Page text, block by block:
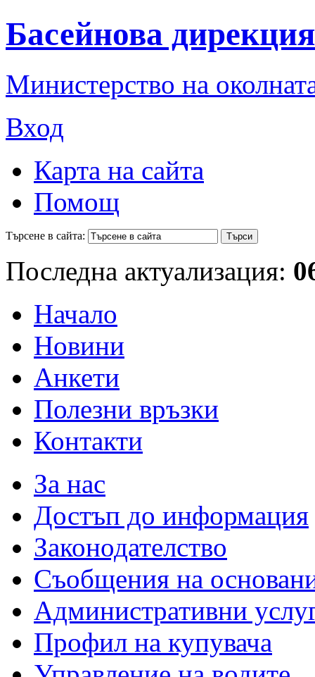
Басейнова
Министерство на
Вход
Карта на сайта
Помощ
Търсене в сайта:
Последна актуализация:
Начало
Новини
Анкети
Полезни връзки
Контакти
За нас
Достъп до информация
Законодателство
Съобщения на
Административни
Профил на купувача